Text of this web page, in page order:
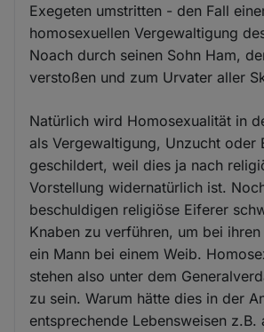
Exegeten umstritten - den Fall
homosexuellen Vergewaltigung
Noach durch seinen Sohn Ham,
verstoßen und zum Urvater aller
Natürlich wird Homosexualität in
als Vergewaltigung, Unzucht oder
geschildert, weil dies ja nach
Vorstellung widernatürlich ist.
beschuldigen religiöse Eiferer
Knaben zu verführen, um bei
ein Mann bei einem Weib.
stehen also unter dem
zu sein. Warum hätte dies in der
entsprechende Lebensweisen z.B.